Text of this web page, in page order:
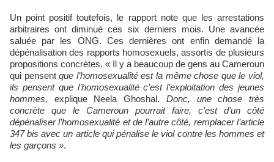
Un point positif toutefois, le rapport note que les arrestations
arbitraires ont diminué ces six derniers mois. Une avancée
saluée par les ONG. Ces dernières ont enfin demandé la
dépénalisation des rapports homosexuels, assortis de plusieurs
propositions concrètes. « Il y a beaucoup de gens au Cameroun
qui pensentque l’homosexualité est la même chose que le viol,
ils pensent que l’homosexualité c’est l’exploitation des jeunes
hommes, explique Neela Ghoshal. Donc, une chose très
concrète que le Cameroun pourrait faire, c’est d’un côté
dépénaliser l’homosexualité et de l’autre côté, remplacer l’article
347 bis avec un article qui pénalise le viol contre les hommes et
les garçons ».